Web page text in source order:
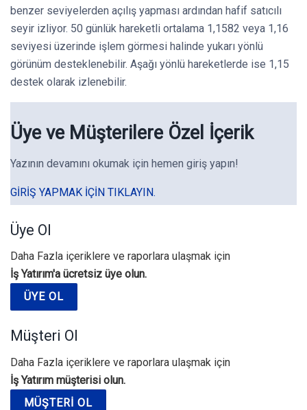
benzer seviyelerden açılış yapması ardından hafif satıcılı
seyir izliyor. 50 günlük hareketli ortalama 1,1582 veya 1,16
seviyesi üzerinde işlem görmesi halinde yukarı yönlü
görünüm desteklenebilir. Aşağı yönlü hareketlerde ise 1,15
destek olarak izlenebilir.
Üye ve Müşterilere Özel İçerik
Yazının devamını okumak için hemen giriş yapın!
GIRIŞ YAPMAK IÇIN TIKLAYIN.
Üye Ol
Daha Fazla içeriklere ve raporlara ulaşmak için
İş Yatırım'a ücretsiz üye olun.
ÜYE OL
Müşteri Ol
Daha Fazla içeriklere ve raporlara ulaşmak için
İş Yatırım müşterisi olun.
MÜŞTERI OL